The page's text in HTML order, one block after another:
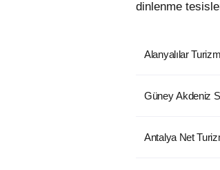
dinlenme
Alanyalılar Turizm
Güney Akdeniz
Antalya Net